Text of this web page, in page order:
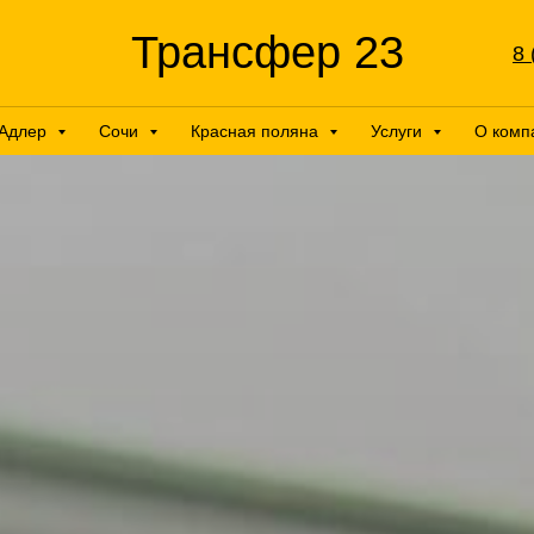
Трансфер 23 8
Сочи Красная поляна Услуги О